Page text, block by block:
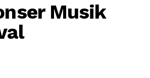
Musik